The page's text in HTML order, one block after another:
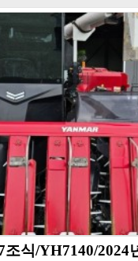
조식/YH7140/2024